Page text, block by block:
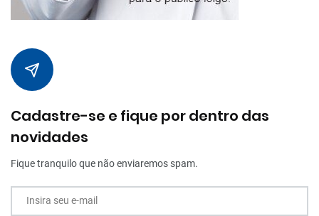
Cadastre-se e fique por dentro das
novidades
Fique tranquilo que não enviaremos spam.
Insira seu e-mail